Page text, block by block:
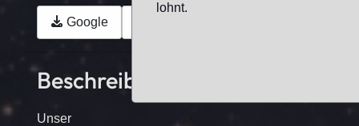
Google
Beschreibung
Unser
lohnt.